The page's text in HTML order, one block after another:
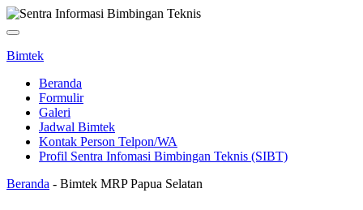
Toggle
navigation
Bimtek
Beranda
Formulir
Galeri
Jadwal Bimtek
Kontak Person Telpon/WA
Profil Sentra Infomasi Bimbingan Teknis (SIBT)
Beranda - Bimtek MRP Papua Selatan